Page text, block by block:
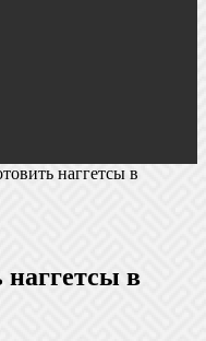
наггетсы в
в